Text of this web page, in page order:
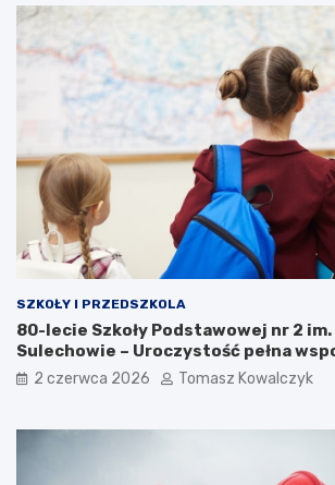
SZKOŁY I PRZEDSZKOLA
80-lecie Szkoły Podstawowej nr 2 im.
Sulechowie – Uroczystość pełna
2 czerwca 2026 Tomasz Kowalczyk